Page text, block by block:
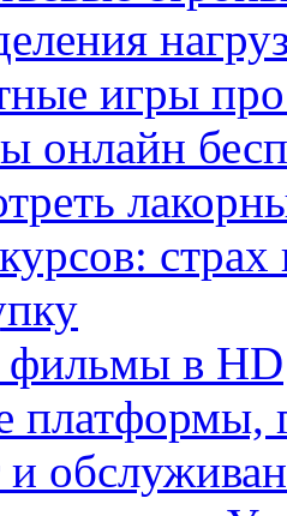
игры
онлайн
в HD